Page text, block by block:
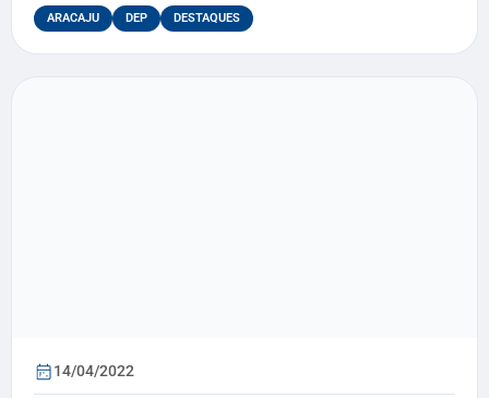
ARACAJU DEP DESTAQUES
14/04/2022